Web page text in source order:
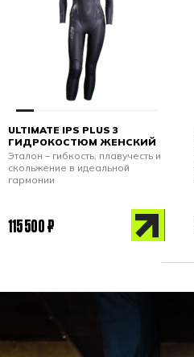
ULTIMATE IPS PLUS 3
ГИДРОКОСТЮМ ЖЕНСКИЙ
Эталон – гибкость, плавучесть и
скольжение в идеальной
гармонии
115 500 ₽